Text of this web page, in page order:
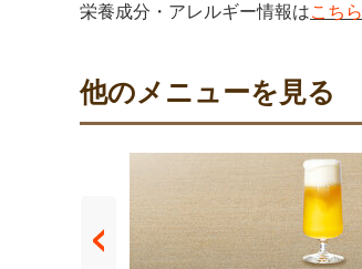
栄養成分・アレルギー情報はこちら
他のメニューを見る